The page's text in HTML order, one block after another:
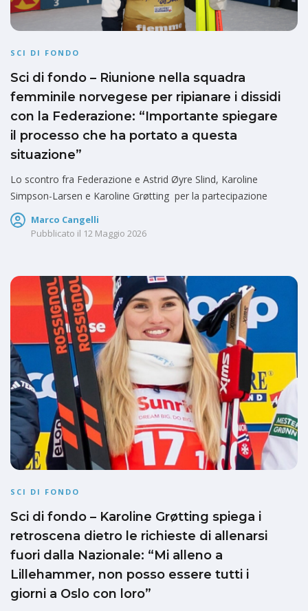
SCI DI FONDO
Sci di fondo – Riunione nella squadra
femminile norvegese per ripianare i dissidi
con la Federazione: “Importante spiegare
il processo che ha portato a questa
situazione”
Lo scontro fra Federazione e Astrid Øyre Slind, Karoline
Simpson-Larsen e Karoline Grøtting per la partecipazione
Marco Cangelli
Pubblicato il 12 Maggio 2026
SCI DI FONDO
Sci di fondo – Karoline Grøtting spiega i
retroscena dietro le richieste di allenarsi
fuori dalla Nazionale: “Mi alleno a
Lillehammer, non posso essere tutti i
giorni a Oslo con loro”